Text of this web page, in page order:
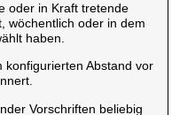
oder in Kraft tretende
wöchentlich oder in dem
haben.
konfigurierten Abstand vor
Vorschriften beliebig